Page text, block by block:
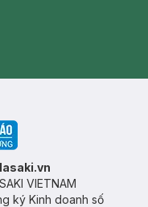
VIETNAM
ký Kinh doanh số